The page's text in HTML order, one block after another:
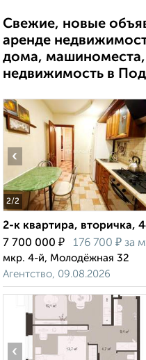
Свежие, новые
аренде
дома,
недвижимость в
2/2
‹
2-к квартира, вторичка,
7 700 000 ₽ 176 700 ₽ за
мкр. 4-й, Молодёжная 32
Агентство, 09.08.2026
‹